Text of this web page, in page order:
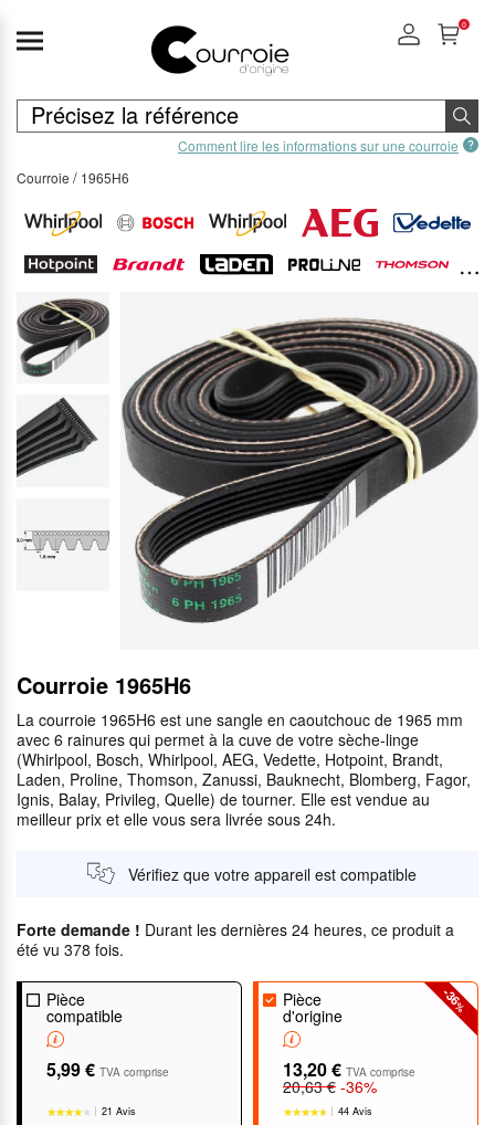
Comment lire les informations sur une courroie
0
Courroie 1965H6
Courroie 1965H6
La courroie 1965H6 est une sangle en caoutchouc de 1965 mm
avec 6 rainures qui permet à la cuve de votre sèche-linge
(Whirlpool, Bosch, Whirlpool, AEG, Vedette, Hotpoint, Brandt,
Laden, Proline, Thomson, Zanussi, Bauknecht, Blomberg, Fagor,
Ignis, Balay, Privileg, Quelle) de tourner. Elle est vendue au
meilleur prix et elle vous sera livrée sous 24h.
Vérifiez que votre appareil est compatible
Forte demande ! Durant les dernières 24 heures, ce produit a
été vu 378 fois.
Pièce
compatible
5,99 € TVA comprise
21 Avis
-36
%
Pièce
d'origine
13,20 € TVA comprise
20,63 € -36%
44 Avis